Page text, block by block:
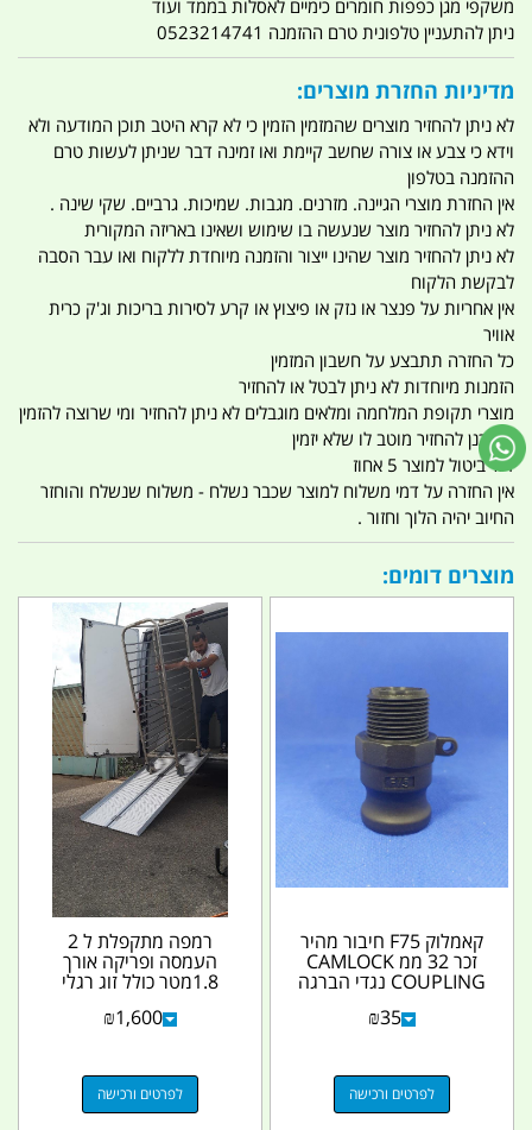
משקפי מגן כפפות חומרים כימיים לאסלות בממד ועוד
ניתן להתעניין טלפונית טרם ההזמנה 0523214741
מדיניות החזרת מוצרים:
לא ניתן להחזיר מוצרים שהמזמין הזמין כי לא קרא היטב תוכן המודעה ולא
וידא כי צבע או צורה שחשב קיימת ואו זמינה דבר שניתן לעשות טרם
ההזמנה בטלפון
אין החזרת מוצרי הגיינה. מזרנים. מגבות. שמיכות. גרביים. שקי שינה .
לא ניתן להחזיר מוצר שנעשה בו שימוש ושאינו באריזה המקורית
לא ניתן להחזיר מוצר שהינו ייצור והזמנה מיוחדת ללקוח ואו עבר הסבה
לבקשת הלקוח
אין אחריות על פנצר או נזק או פיצוץ או קרע לסירות בריכות וג'ק כרית
אוויר
כל החזרה תתבצע על חשבון המזמין
הזמנות מיוחדות לא ניתן לבטל או להחזיר
מוצרי תקופת המלחמה ומלאים מוגבלים לא ניתן להחזיר ומי שרוצה להזמין
ומתכנן להחזיר מוטב לו שלא יזמין
דמי ביטול למוצר 5 אחוז
אין החזרה על דמי משלוח למוצר שכבר נשלח - משלוח שנשלח והוחזר
החיוב יהיה הלוך וחזור .
מוצרים דומים:
קאמלוק F75 חיבור מהיר
זכר 32 ממ CAMLOCK
COUPLING נגדי הברגה
₪35
לפרטים ורכישה
רמפה מתקפלת ל 2
העמסה ופריקה אורך
1.8מטר כולל זוג רגלי
סמ'... ₪1,600
לפרטים ורכישה